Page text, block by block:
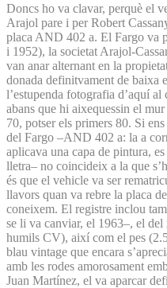
Doncs ho va clavar, perquè el
Arajol pare i per Robert
placa AND 402 a. El Fargo va
i 1952), la societat Arajol-
van anar alternant en la
donada definitvament de baixa
l’estupenda fotografia d’aquí
abans que hi aixequessin el
70, potser els primers 80. Si
del Fargo –AND 402 a: la a
aplicava una capa de pintura,
lletra– no coincideix a la que
és que el vehicle va ser
llavors quan va rebre la placa
coneixem. El registre inclou
se li va canviar, el 1963–, el
humils CV), així com el pes
blau vintage que encara
amb les rodes amorosament
Juan Martínez, el va aparcar